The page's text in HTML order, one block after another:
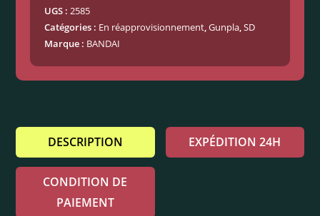
UGS : 2585
Catégories : En réapprovisionnement ,Gunpla ,SD
Marque : BANDAI
DESCRIPTION EXPÉDITION 24H
CONDITION DE
PAIEMENT